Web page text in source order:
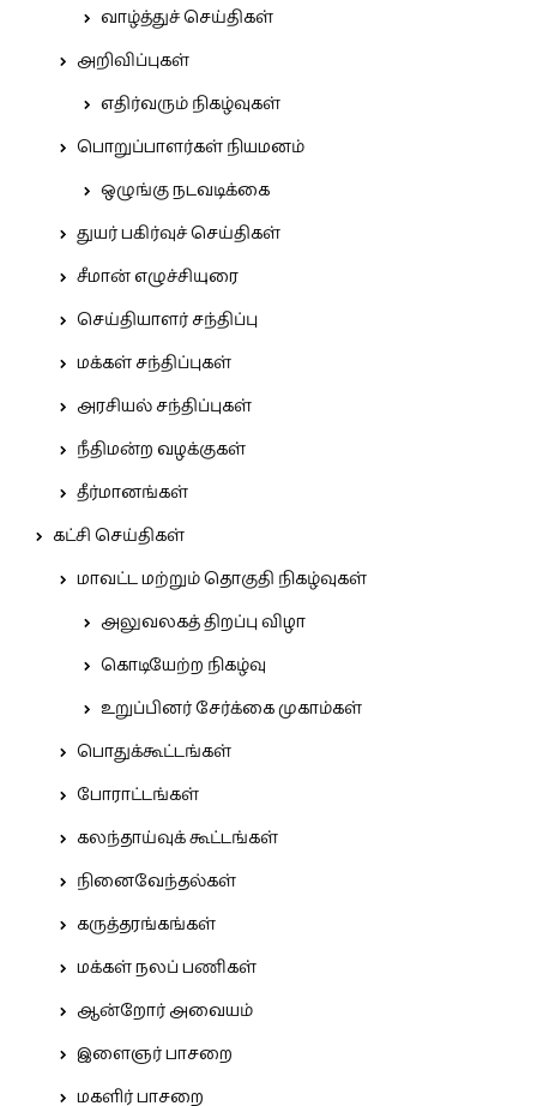
வாழ்த்துச் செய்திகள்
அறிவிப்புகள்
எதிர்வரும் நிகழ்வுகள்
பொறுப்பாளர்கள் நியமனம்
ஒழுங்கு நடவடிக்கை
துயர் பகிர்வுச் செய்திகள்
சீமான் எழுச்சியுரை
செய்தியாளர் சந்திப்பு
மக்கள் சந்திப்புகள்
அரசியல் சந்திப்புகள்
நீதிமன்ற வழக்குகள்
தீர்மானங்கள்
கட்சி செய்திகள்
மாவட்ட மற்றும் தொகுதி நிகழ்வுகள்
அலுவலகத் திறப்பு விழா
கொடியேற்ற நிகழ்வு
உறுப்பினர் சேர்க்கை முகாம்கள்
பொதுக்கூட்டங்கள்
போராட்டங்கள்
கலந்தாய்வுக் கூட்டங்கள்
நினைவேந்தல்கள்
கருத்தரங்கங்கள்
மக்கள் நலப் பணிகள்
ஆன்றோர் அவையம்
இளைஞர் பாசறை
மகளிர் பாசறை